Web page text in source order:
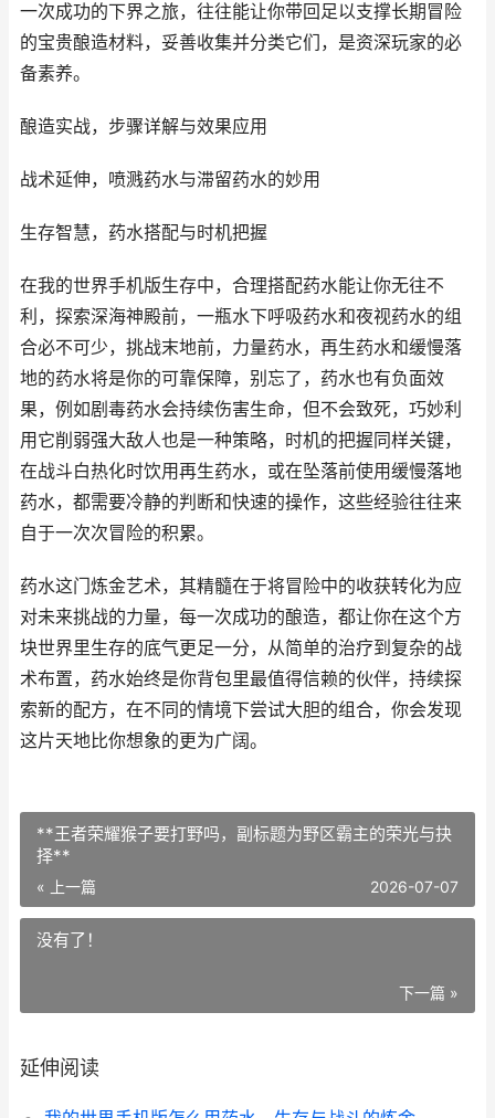
一次成功的下界之旅，往往能让你带回足以支撑长期冒险
的宝贵酿造材料，妥善收集并分类它们，是资深玩家的必
备素养。
酿造实战，步骤详解与效果应用
战术延伸，喷溅药水与滞留药水的妙用
生存智慧，药水搭配与时机把握
在我的世界手机版生存中，合理搭配药水能让你无往不
利，探索深海神殿前，一瓶水下呼吸药水和夜视药水的组
合必不可少，挑战末地前，力量药水，再生药水和缓慢落
地的药水将是你的可靠保障，别忘了，药水也有负面效
果，例如剧毒药水会持续伤害生命，但不会致死，巧妙利
用它削弱强大敌人也是一种策略，时机的把握同样关键，
在战斗白热化时饮用再生药水，或在坠落前使用缓慢落地
药水，都需要冷静的判断和快速的操作，这些经验往往来
自于一次次冒险的积累。
药水这门炼金艺术，其精髓在于将冒险中的收获转化为应
对未来挑战的力量，每一次成功的酿造，都让你在这个方
块世界里生存的底气更足一分，从简单的治疗到复杂的战
术布置，药水始终是你背包里最值得信赖的伙伴，持续探
索新的配方，在不同的情境下尝试大胆的组合，你会发现
这片天地比你想象的更为广阔。
**王者荣耀猴子要打野吗，副标题为野区霸主的荣光与抉
择**
« 上一篇 2026-07-07
没有了！
下一篇 »
延伸阅读